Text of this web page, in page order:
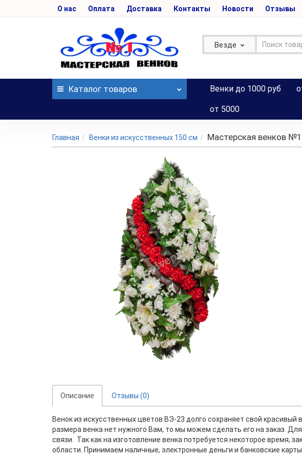
О нас Оплата Доставка Контакты Новости Отзывы
Везде
Каталог товаров Венки до 1000 руб
от 5000
Главная Венки из искусственных 150 см Мастерская венков
Описание Отзывы (0)
Венок из искусственных цветов BЭ-23 долго сохраняет свой
размера венка нет нужного Вам, то мы можем сделать его на заказ.
связи. Так как на изготовление венка потребуется некоторое время,
области. Принимаем наличные, электронные деньги и банковские карты.